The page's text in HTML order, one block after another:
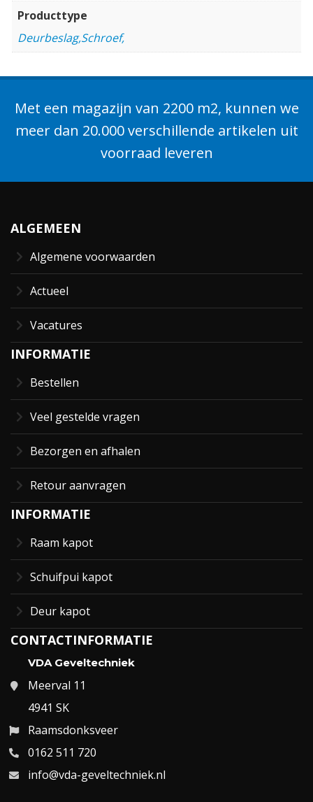
Producttype
Deurbeslag,Schroef,
Met een magazijn van 2200 m2, kunnen we
meer dan 20.000 verschillende artikelen uit
voorraad leveren
ALGEMEEN
Algemene voorwaarden
Actueel
Vacatures
INFORMATIE
Bestellen
Veel gestelde vragen
Bezorgen en afhalen
Retour aanvragen
INFORMATIE
Raam kapot
Schuifpui kapot
Deur kapot
CONTACTINFORMATIE
VDA Geveltechniek
Meerval 11
4941 SK
Raamsdonksveer
0162 511 720
info@vda-geveltechniek.nl